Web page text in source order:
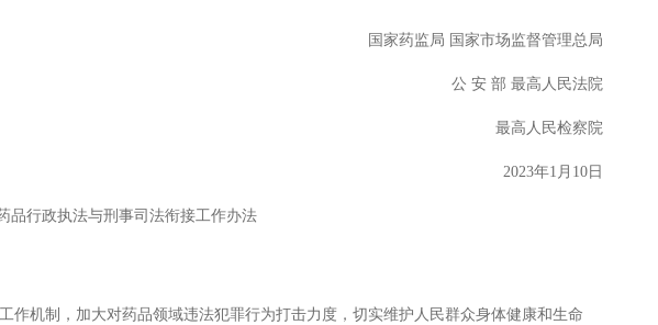
国家药监局 国家市场监督管理总局
公 安 部 最高人民法院
最高人民检察院
2023年1月10日
行政执法与刑事司法衔接工作办法
机制，加大对药品领域违法犯罪行为打击力度，切实维护人民群众身体健康和生命